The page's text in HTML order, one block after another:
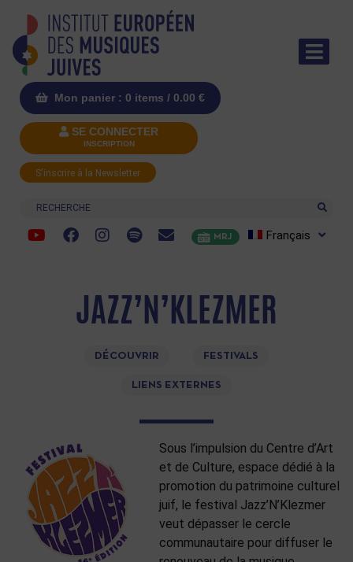
Mon panier : 0 items / 0.00 €
SE CONNECTER
INSCRIPTION
S'inscrire à la Newsletter
Recherche
MRJ Français
JAZZ’N’KLEZMER
DÉCOUVRIR FESTIVALS
LIENS EXTERNES
Sous l’impulsion du Centre d’Art
et de Culture, espace dédié à la
promotion du patrimoine culturel
juif, le festival Jazz’N’Klezmer
veut dépasser le cercle
communautaire pour diffuser le